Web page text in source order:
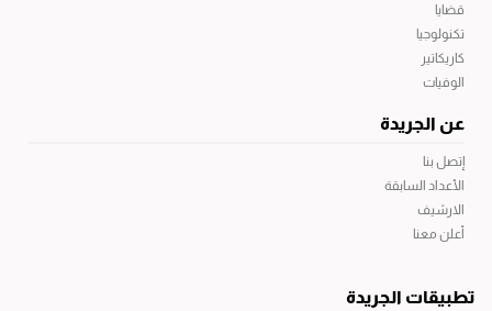
قضايا
تكنولوجيا
كاريكاتير
الوفيات
عن الجريدة
إتصل بنا
الأعداد السابقة
الارشيف
أعلن معنا
تطبيقات الجريدة